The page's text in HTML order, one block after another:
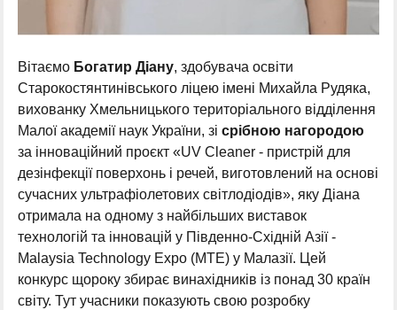
Вітаємо Богатир Діану, здобувача освіти
Старокостянтинівського ліцею імені Михайла Рудяка,
вихованку Хмельницького територіального відділення
Малої академії наук України, зі срібною нагородою
за інноваційний проєкт «UV Cleaner - пристрій для
дезінфекції поверхонь і речей, виготовлений на основі
сучасних ультрафіолетових світлодіодів», яку Діана
отримала на одному з найбільших виставок
технологій та інновацій у Південно-Східній Азії -
Malaysia Technology Expo (MTE) у Малазії. Цей
конкурс щороку збирає винахідників із понад 30 країн
світу. Тут учасники показують свою розробку